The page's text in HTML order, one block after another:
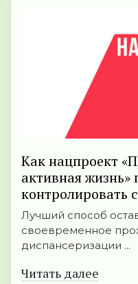
Как нацпроект
активная жизнь»
контролировать
Лучший способ
своевременное
диспансеризации ...
Читать далее